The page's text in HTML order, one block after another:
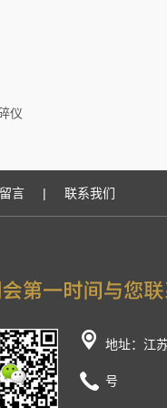
仪
言 | 联系我们
地址：江
号